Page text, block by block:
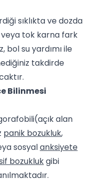
sıklıkta ve dozda
tok karna fark
bol su yardımı ile
takdirde
Bilinmesi
alan
panik bozukluk,
sosyalanksiyete
bozuklukgibi